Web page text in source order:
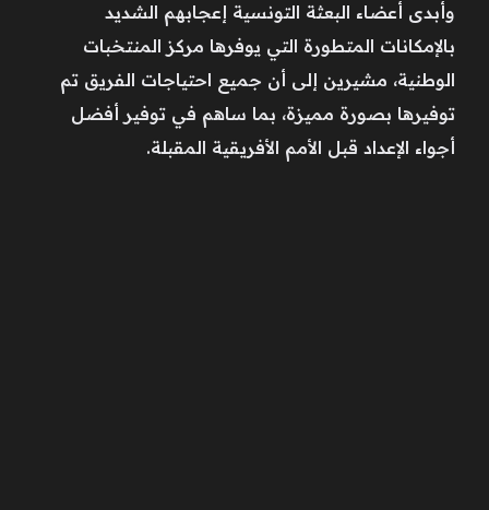
وأبدى أعضاء البعثة التونسية إعجابهم الشديد
بالإمكانات المتطورة التي يوفرها مركز المنتخبات
الوطنية، مشيرين إلى أن جميع احتياجات الفريق تم
توفيرها بصورة مميزة، بما ساهم في توفير أفضل
أجواء الإعداد قبل الأمم الأفريقية المقبلة.